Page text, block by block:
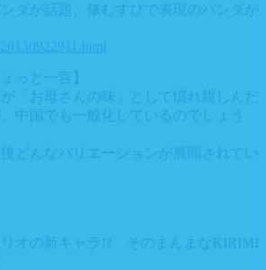
ダが話題、俵むすびで表現のパンダが
っと一言】
「お母さんの味」として慣れ親しんだ
中国でも一般化しているのでしょう
どんなバリエーションが展開されてい
リオの新キャラ!? そのまんまなKIRIMI